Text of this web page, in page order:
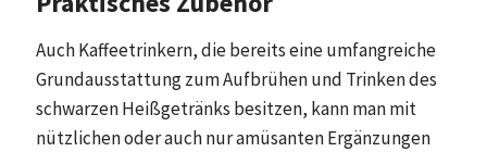
Auch Kaffeetrinkern, die bereits eine umfangreiche
Grundausstattung zum Aufbrühen und Trinken des
schwarzen Heißgetränks besitzen, kann man mit
nützlichen oder auch nur amüsanten Ergänzungen